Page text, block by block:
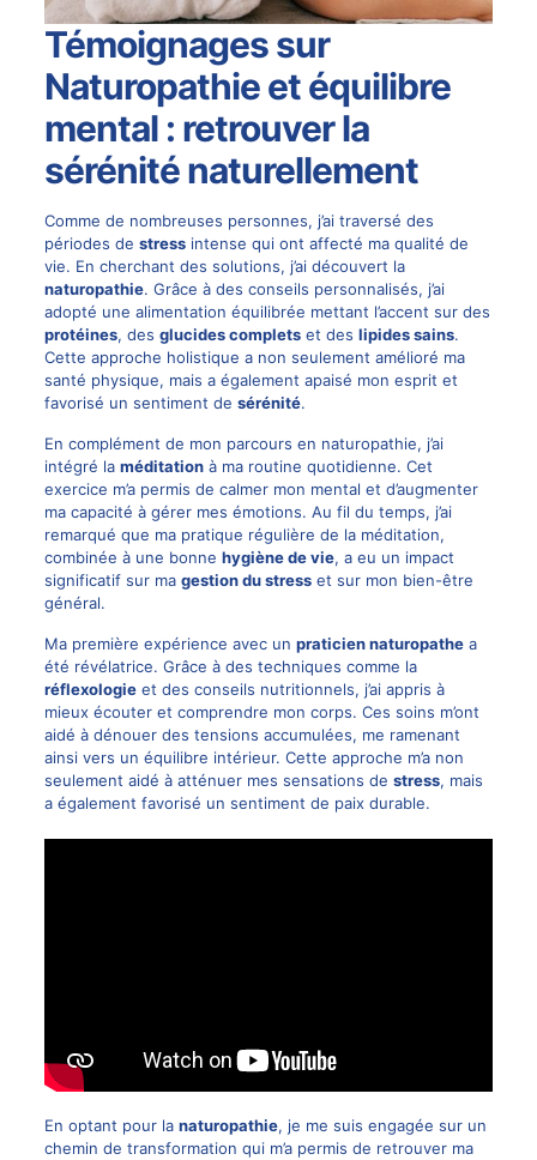
Témoignages sur
Naturopathie et équilibre
mental : retrouver la
sérénité naturellement
Comme de nombreuses personnes, j’ai traversé des
périodes de stressintense qui ont affecté ma qualité de
vie. En cherchant des solutions, j’ai découvert la
naturopathie. Grâce à des conseils personnalisés, j’ai
adopté une alimentation équilibrée mettant l’accent sur des
protéines, des glucides completset des lipides sains.
Cette approche holistique a non seulement amélioré ma
santé physique, mais a également apaisé mon esprit et
favorisé un sentiment de sérénité.
En complément de mon parcours en naturopathie, j’ai
intégré la méditationà ma routine quotidienne. Cet
exercice m’a permis de calmer mon mental et d’augmenter
ma capacité à gérer mes émotions. Au fil du temps, j’ai
remarqué que ma pratique régulière de la méditation,
combinée à une bonne hygiène de vie, a eu un impact
significatif sur ma gestion du stresset sur mon bien-être
général.
Ma première expérience avec un praticien naturopathea
été révélatrice. Grâce à des techniques comme la
réflexologieet des conseils nutritionnels, j’ai appris à
mieux écouter et comprendre mon corps. Ces soins m’ont
aidé à dénouer des tensions accumulées, me ramenant
ainsi vers un équilibre intérieur. Cette approche m’a non
seulement aidé à atténuer mes sensations de stress, mais
a également favorisé un sentiment de paix durable.
En optant pour la naturopathie, je me suis engagée sur un
chemin de transformation qui m’a permis de retrouver ma